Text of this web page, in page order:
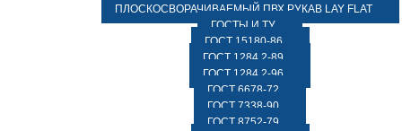
ПЛОСКОСВОРАЧИВАЕМЫЙ ПВХ РУКАВ LAY FLAT
ГОСТЫ И ТУ
ГОСТ 15180-86
ГОСТ 1284.2-89
ГОСТ 1284.2-96
ГОСТ 6678-72
ГОСТ 7338-90
ГОСТ 8752-79